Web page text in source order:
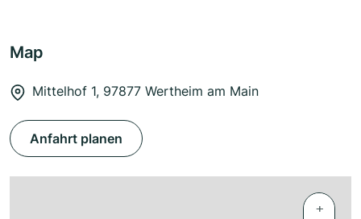
Map
Mittelhof 1, 97877 Wertheim am Main
Anfahrt planen
+